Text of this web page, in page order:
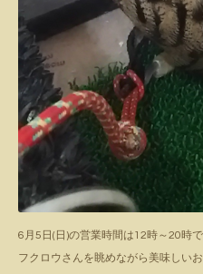
6月5日(日)の営業時間は12時～20時
フクロウさんを眺めながら美味しい